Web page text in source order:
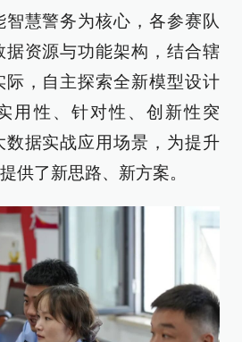
慧警务为核心，各参赛队
据资源与功能架构，结合辖
际，自主探索全新模型设计
用性、针对性、创新性突
数据实战应用场景，为提升
供了新思路、新方案。